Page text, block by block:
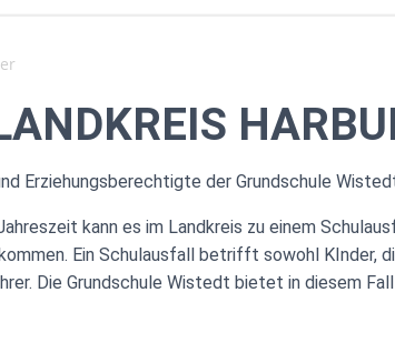
Erziehungsberechtigte der Grundschule
kann es im Landkreis zu einem
Ein Schulausfall betrifft sowohl KInder,
Die Grundschule Wistedt bietet in diesem